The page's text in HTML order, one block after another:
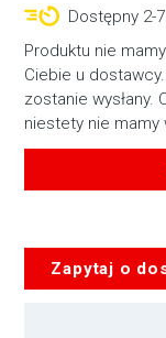
Dostępny 2-
Produktu nie
Ciebie u
zostanie wysłany.
niestety nie mamy
zamiennik
ZOOMZapytaj o